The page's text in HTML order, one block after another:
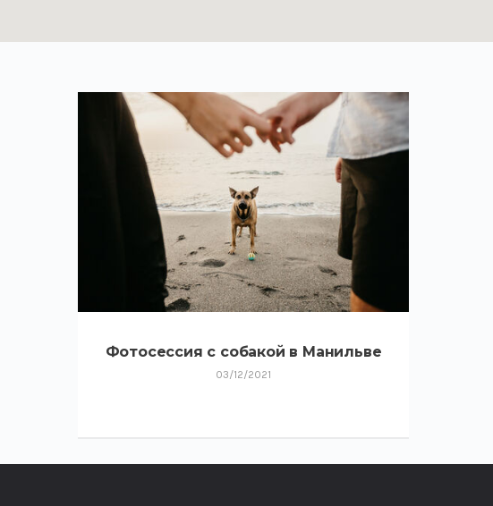
Фотосессия с собакой в Манильве
03/12/2021